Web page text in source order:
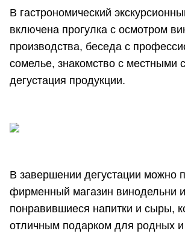
В гастрономический
включена прогулка с осмотром
производства, беседа с
сомелье, знакомство с местными
дегустация продукции.
В завершении дегустации можно
фирменный магазин винодельни
понравившиеся напитки и сыры,
отличным подарком для родных и